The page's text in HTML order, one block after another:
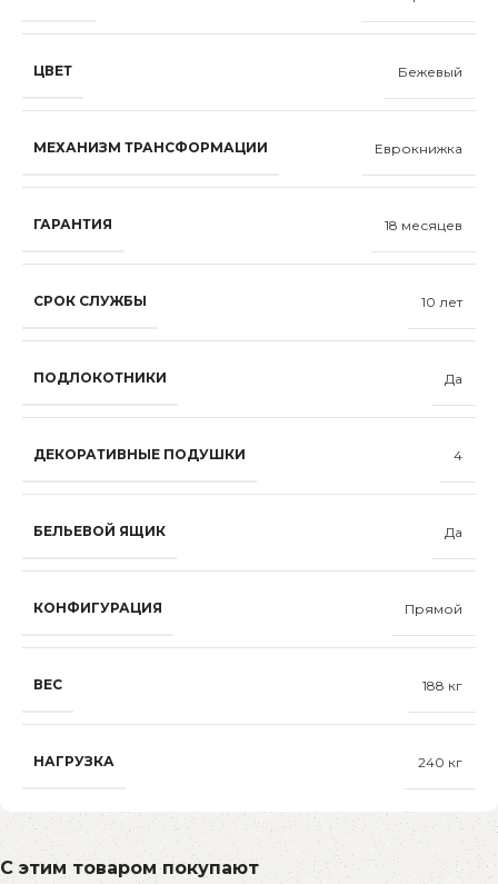
ЦВЕТ Бежевый
МЕХАНИЗМ ТРАНСФОРМАЦИИ Еврокнижка
ГАРАНТИЯ 18 месяцев
СРОК СЛУЖБЫ 10 лет
ПОДЛОКОТНИКИ Да
ДЕКОРАТИВНЫЕ ПОДУШКИ 4
БЕЛЬЕВОЙ ЯЩИК Да
КОНФИГУРАЦИЯ Прямой
ВЕС 188 кг
НАГРУЗКА 240 кг
С этим товаром покупают